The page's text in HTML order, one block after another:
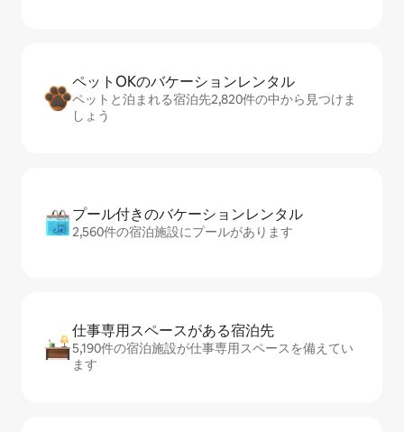
ペットOKのバ⁠ケ⁠ー⁠シ⁠ョ⁠ンレ⁠ン⁠タ⁠ル
ペットと泊まれる宿泊先2,820件の中から見つけま
しょう
プール付きのバ⁠ケ⁠ー⁠シ⁠ョ⁠ンレ⁠ン⁠タ⁠ル
2,560件の宿泊施設にプールがあります
仕事専用ス⁠ペ⁠ー⁠スがあ⁠る宿⁠泊⁠先
5,190件の宿泊施設が仕事専用スペースを備えてい
ます